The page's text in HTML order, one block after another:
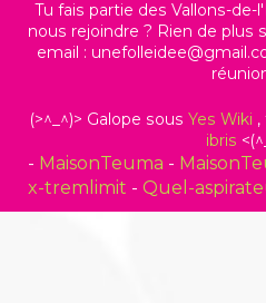
Tu fais partie des Vallons-de-
nous rejoindre ? Rien de plus
email :
(>^_^)> Galope sous Yes Wiki ,
ibris
- MaisonTeuma -
x-tremlimit - Quel-